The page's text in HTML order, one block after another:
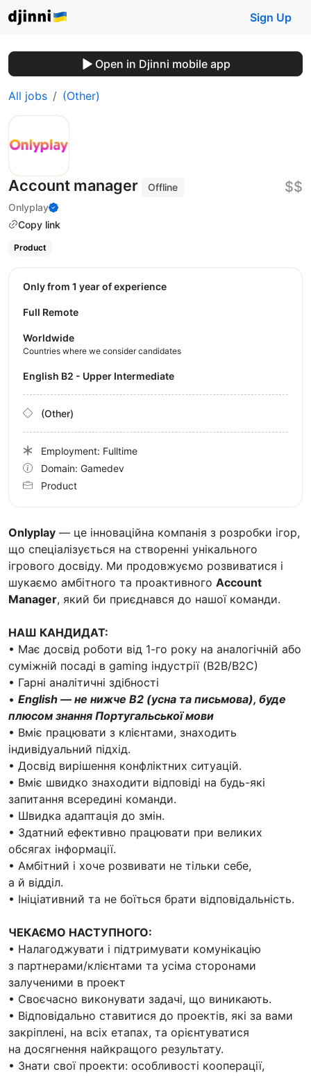
Sign Up
Open in Djinni mobile app
All jobs (Other)
Account manager
Offline
Onlyplay
Copy link
$$
Product
Onlyplay — це інноваційна компанія з розробки ігор,
що спеціалізується на створенні унікального
ігрового досвіду. Ми продовжуємо розвиватися і
шукаємо амбітного та проактивного Account
Manager, який би приєднався до нашої команди.
НАШ КАНДИДАТ:
• Має досвід роботи від 1-го року на аналогічній або
суміжній посаді в gaming індустрії (B2B/B2С)
• Гарні аналітичні здібності
• English — не нижче В2 (усна та письмова), буде
плюсом знання Португальської мови
• Вміє працювати з клієнтами, знаходить
індивідуальний підхід.
• Досвід вирішення конфліктних ситуацій.
• Вміє швидко знаходити відповіді на будь-які
запитання всередині команди.
• Швидка адаптація до змін.
• Здатний ефективно працювати при великих
обсягах інформації.
• Амбітний і хоче розвивати не тільки себе,
а й відділ.
• Ініціативний та не боїться брати відповідальність.
ЧЕКАЄМО НАСТУПНОГО:
• Налагоджувати і підтримувати комунікацію
з партнерами/клієнтами та усіма сторонами
залученими в проект
• Своєчасно виконувати задачі, що виникають.
• Відповідально ставитися до проектів, які за вами
закріплені, на всіх етапах, та орієнтуватися
на досягнення найкращого результату.
• Знати свої проекти: особливості кооперації,
Only from 1 year of experience
Full Remote
Worldwide
Countries where we consider candidates
English B2 - Upper Intermediate
(Other)
Employment: Fulltime
Domain: Gamedev
Product